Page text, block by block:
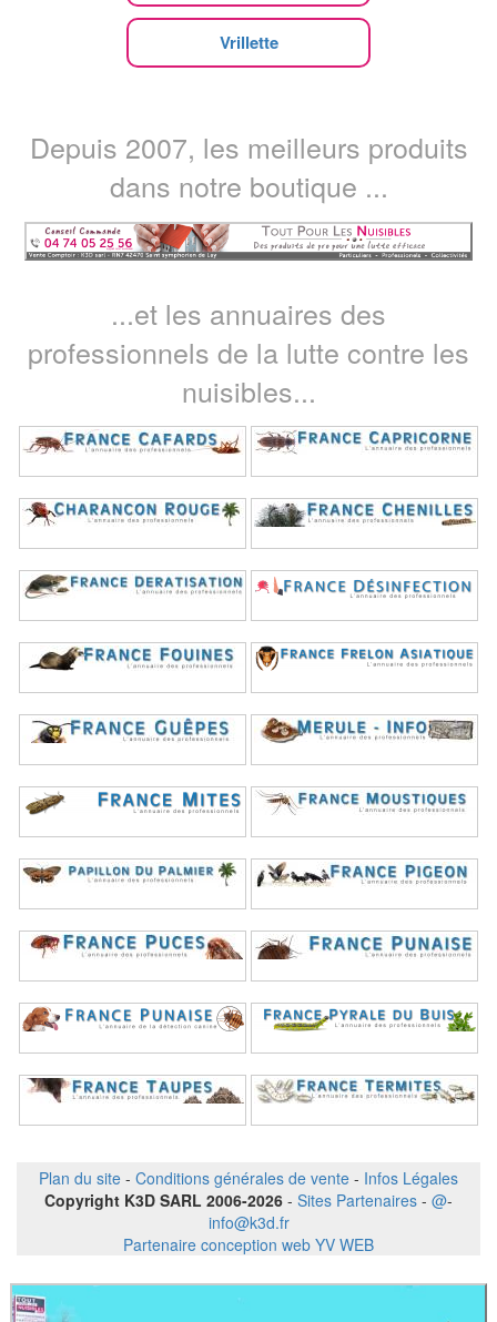
Vrillette
Depuis 2007, les meilleurs produits
dans notre boutique ...
...et les annuaires des
professionnels de la lutte contre les
nuisibles...
Plan du site - Conditions générales de vente - Infos Légales
Copyright K3D SARL 2006-2026 - Sites Partenaires - @-
info@k3d.fr
Partenaire conception web YV WEB